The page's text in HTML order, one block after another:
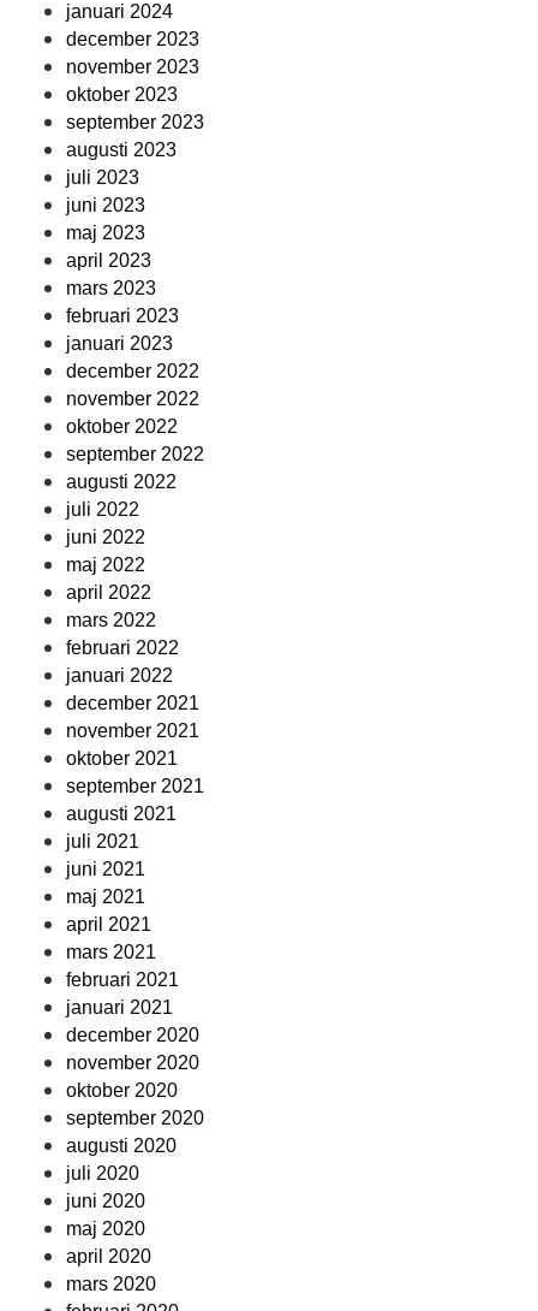
januari 2024
december 2023
november 2023
oktober 2023
september 2023
augusti 2023
juli 2023
juni 2023
maj 2023
april 2023
mars 2023
februari 2023
januari 2023
december 2022
november 2022
oktober 2022
september 2022
augusti 2022
juli 2022
juni 2022
maj 2022
april 2022
mars 2022
februari 2022
januari 2022
december 2021
november 2021
oktober 2021
september 2021
augusti 2021
juli 2021
juni 2021
maj 2021
april 2021
mars 2021
februari 2021
januari 2021
december 2020
november 2020
oktober 2020
september 2020
augusti 2020
juli 2020
juni 2020
maj 2020
april 2020
mars 2020